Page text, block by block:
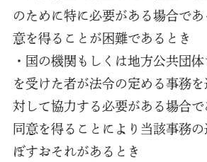
のために特に必要がある場合であ
意を得ることが困難であるとき
・国の機関もしくは地方公共団
を受けた者が法令の定める事務
対して協力する必要がある場合
同意を得ることにより当該事務
ぼすおそれがあるとき